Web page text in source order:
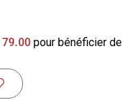
79.00 pour bénéficier de